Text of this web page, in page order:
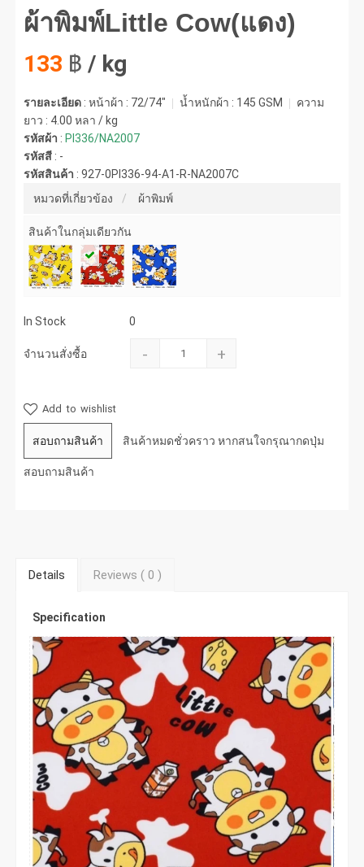
ผ้าพิมพ์Little Cow(แดง)
133 ฿ / kg
รายละเอียด : หน้าผ้า : 72/74" น้ำหนักผ้า : 145 GSM
ความ
ยาว : 4.00 หลา / kg
รหัสผ้า : PI336/NA2007
รหัสสี : -
รหัสสินค้า :927-0PI336-94-A1-R-NA2007C
หมวดที่เกี่ยวข้อง
ผ้าพิมพ์
สินค้าในกลุ่มเดียวกัน
In Stock 0
จำนวนสั่งซื้อ - +
Add to wishlist
สอบถามสินค้า สินค้าหมดชั่วคราว หากสนใจกรุณากดปุ่ม
สอบถามสินค้า
Details Reviews ( 0)
Specification